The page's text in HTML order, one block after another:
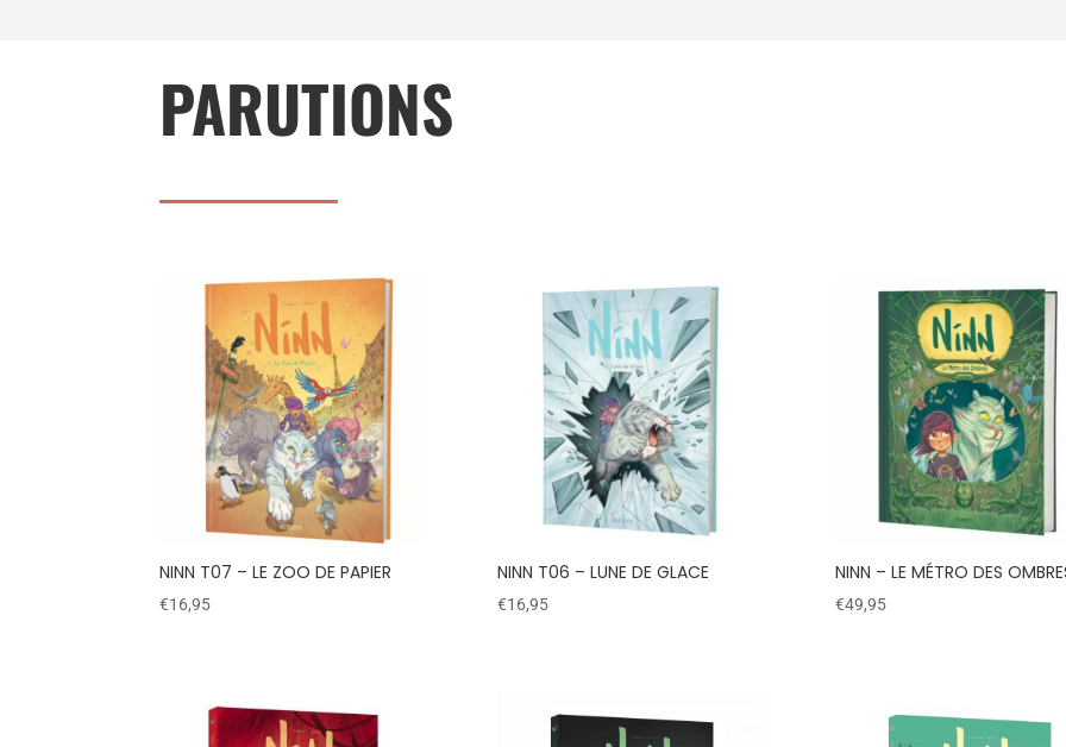
PARUTIONS
NINN T07 – LE ZOO DE PAPIER
€16,95
NINN T06 – LUNE DE GLACE
€16,95
NINN – LE MÉTRO DES
€49,95